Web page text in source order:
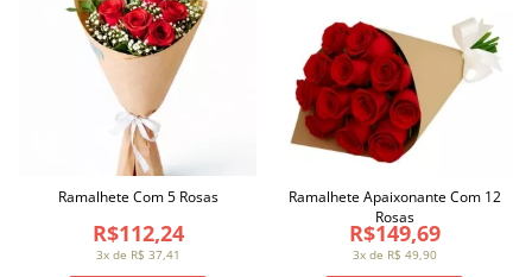
3x de R$ 37,41
R$112,24
Ramalhete Com 5 Rosas
3x de R$ 49,90
R$149,69
Ramalhete Apaixonante Com 12
Rosas